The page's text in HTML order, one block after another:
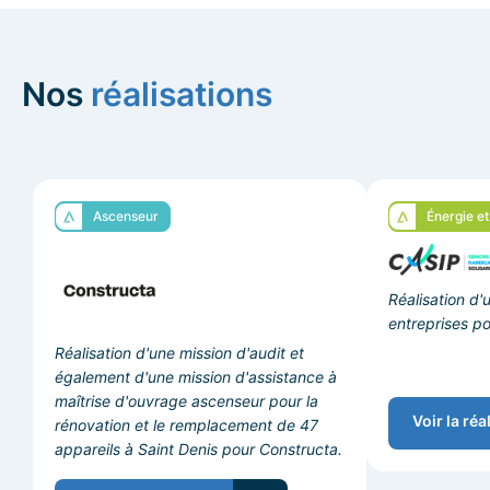
Nos réalisations
Ascenseur
Réalisation d'une mission d'audit et
également d'une mission d'assistance à
maîtrise d'ouvrage ascenseur pour la
rénovation et le remplacement de 47
appareils à Saint Denis pour Constructa.
Énergie
Réalisation
entreprises
Voir la